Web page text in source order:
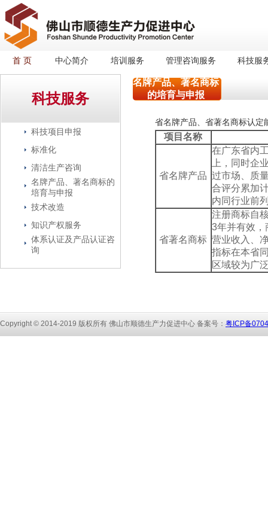
首 页 中心简介 培训服务 管理咨询服务 科技服
科技服务
科技项目申报
标准化
清洁生产咨询
名牌产品、著名商标的
培育与申报
技术改造
知识产权服务
体系认证及产品认证咨
询
名牌产品、著名商标
的培育与申报
省名牌产品、省著名商标认定
项目名称
省名牌产品
在广东省内
上，同时企
过市场、质
合评分累加
内同行业前
省著名商标
注册商标自
3年并有效，
营业收入、
指标在本省
区域较为广
Copyright © 2014-2019 版权所有 佛山市顺德生产力促进中心 备案号： 粤ICP备